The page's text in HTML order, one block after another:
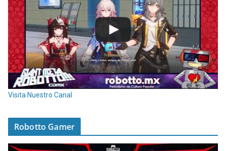
Visita Nuestro Canal
Robotto Gamer